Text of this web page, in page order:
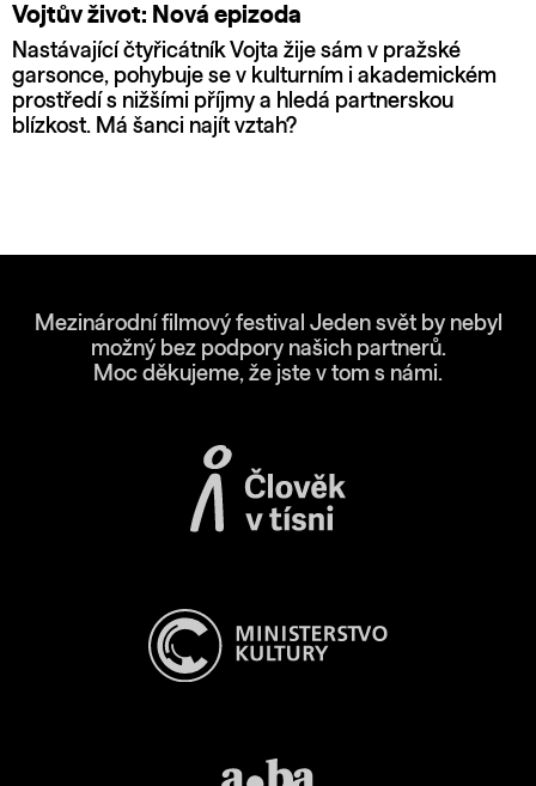
Vojtův život: Nová epizoda
Nastávající čtyřicátník Vojta žije sám v pražské
garsonce, pohybuje se v kulturním i akademickém
prostředí s nižšími příjmy a hledá partnerskou
blízkost. Má šanci najít vztah?
Mezinárodní filmový festival Jeden svět by nebyl
možný bez podpory našich partnerů.
Moc děkujeme, že jste v tom s námi.